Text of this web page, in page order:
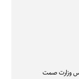
وزارت صمت